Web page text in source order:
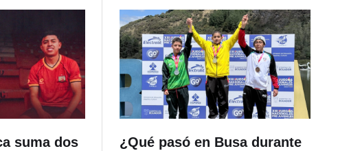
suma dos ¿Qué pasó en Busa durante